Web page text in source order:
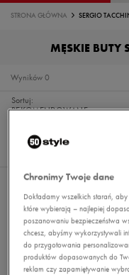
STRONA GŁÓWNA SERGIO
MĘSKIE BUTY
0
Wyników
Sortuj:
REKOMENDOWANE
Chronimy Twoje dane
Dokładamy wszelkich starań,
które wybierają – najlepiej
poszanowaniu bezpieczeństwa
chcesz, abyśmy wykorzystywali
do przygotowania
produktów dopasowanych do
reklam czy zapamiętywanie